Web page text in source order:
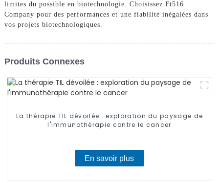
limites du possible en biotechnologie. Choisissez Ft516
Company pour des performances et une fiabilité inégalées dans
vos projets biotechnologiques.
Produits Connexes
La thérapie TIL dévoilée : exploration du paysage de
l'immunothérapie contre le cancer
En savoir plus